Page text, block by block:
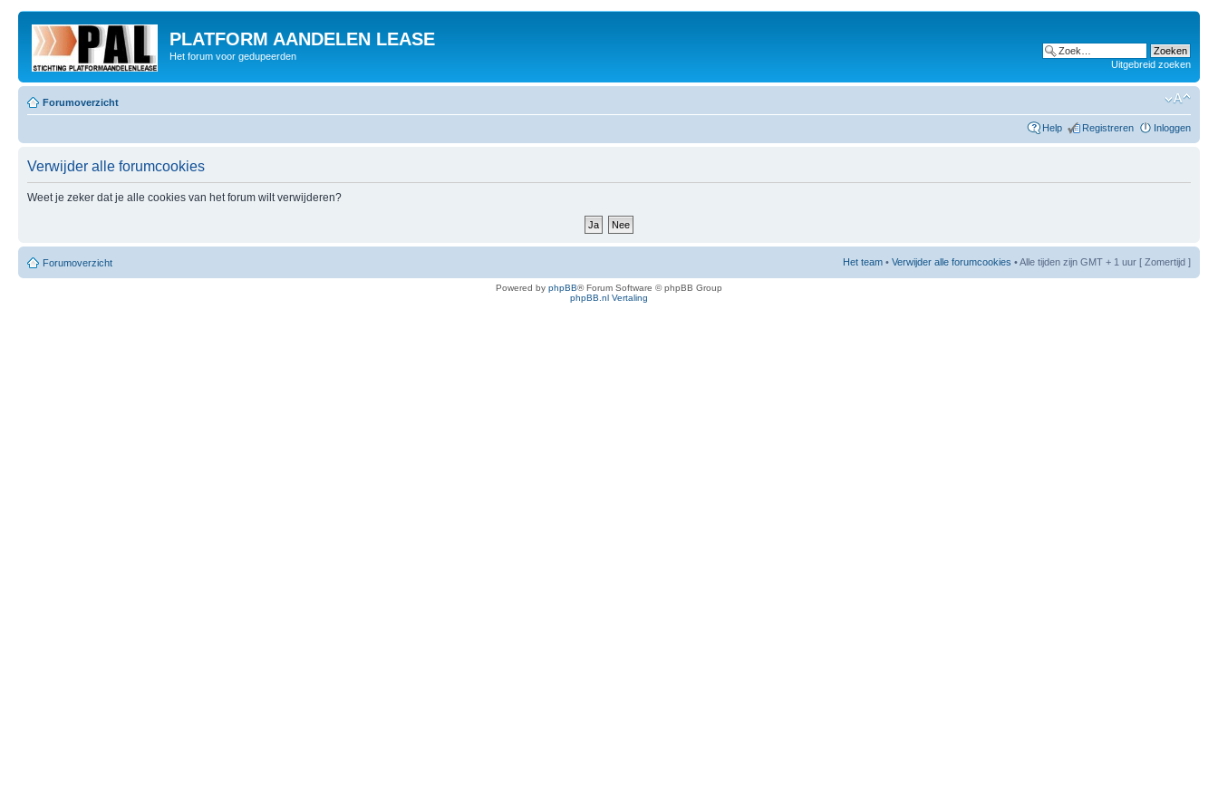
PLATFORM AANDELEN LEASE
Het forum voor gedupeerden
Uitgebreid zoeken
Forumoverzicht
Help Registreren Inloggen
Verwijder alle forumcookies
Weet je zeker dat je alle cookies van het forum wilt verwijderen?
Forumoverzicht Het team • Verwijder alle forumcookies • Alle tijden zijn GMT + 1 uur [ Zomertijd ]
Powered by phpBB® Forum Software © phpBB Group
phpBB.nl Vertaling